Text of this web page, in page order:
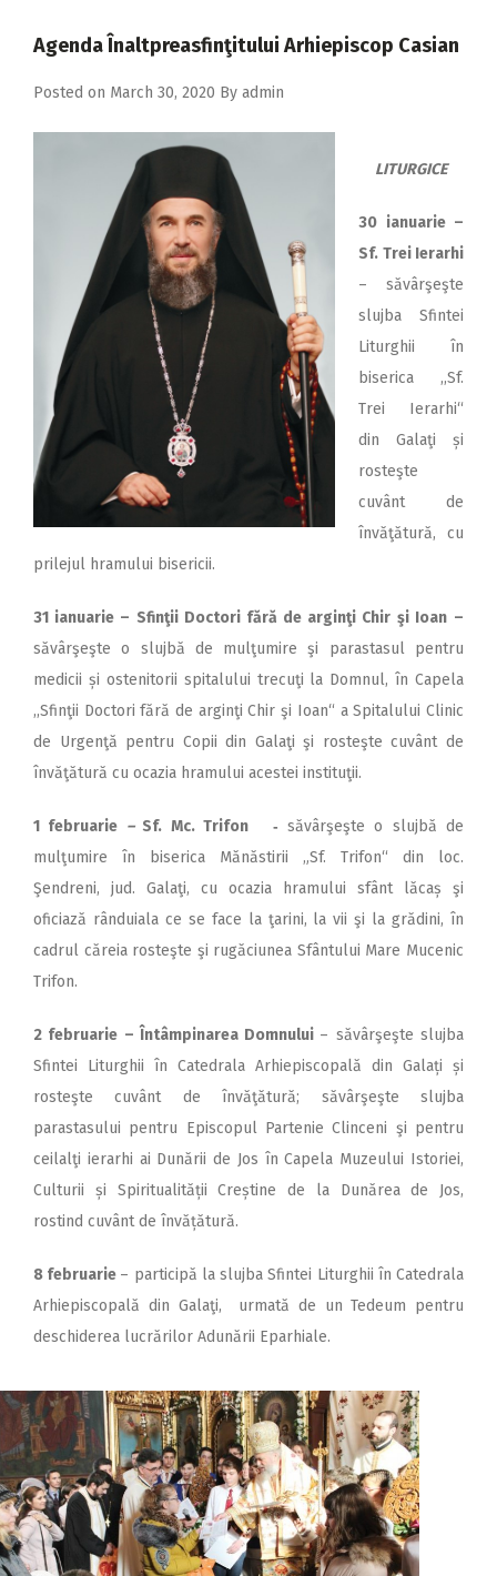
2017
2016
2015
2009
Agenda Înaltpreasfinţitului Arhiepiscop Casian
Posted on March 30, 2020 By admin
LITURGICE
30 ianuarie –
Sf. Trei Ierarhi
– săvârşeşte
slujba Sfintei
Liturghii în
biserica ,,Sf.
Trei Ierarhi“
din Galaţi și
rosteşte
cuvânt de
învăţătură, cu
prilejul hramului bisericii.
31 ianuarie – Sfinţii Doctori fără de arginţi Chir şi Ioan –
săvârşeşte o slujbă de mulţumire şi parastasul pentru
medicii și ostenitorii spitalului trecuţi la Domnul, în Capela
,,Sfinţii Doctori fără de arginţi Chir şi Ioan“ a Spitalului Clinic
de Urgenţă pentru Copii din Galaţi şi rosteşte cuvânt de
învăţătură cu ocazia hramului acestei instituţii.
1 februarie – Sf. Mc. Trifon ‑ săvârşeşte o slujbă de
mulţumire în biserica Mănăstirii „Sf. Trifon“ din loc.
Şendreni, jud. Galaţi, cu ocazia hramului sfânt lăcaș şi
oficiază rânduiala ce se face la ţarini, la vii şi la grădini, în
cadrul căreia rosteşte şi rugăciunea Sfântului Mare Mucenic
Trifon.
2 februarie – Întâmpinarea Domnului – săvârşeşte slujba
Sfintei Liturghii în Catedrala Arhiepiscopală din Galați și
rosteşte cuvânt de învăţătură; săvârşeşte slujba
parastasului pentru Episcopul Partenie Clinceni şi pentru
ceilalţi ierarhi ai Dunării de Jos în Capela Muzeului Istoriei,
Culturii și Spiritualității Creștine de la Dunărea de Jos,
rostind cuvânt de învățătură.
8 februarie – participă la slujba Sfintei Liturghii în Catedrala
Arhiepiscopală din Galaţi, urmată de un Tedeum pentru
deschiderea lucrărilor Adunării Eparhiale.